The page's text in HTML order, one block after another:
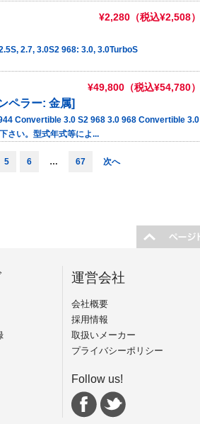
¥2,280（税込¥2,508）
2.7, 3.0S2 968: 3.0, 3.0TurboS
¥49,800（税込¥54,780）
ペラー: 金属]
Convertible 3.0 S2 968 3.0 968 Convertible 3.0
さい。型式年式等によ...
5 6 … 67 次へ
運営会社
会社概要
採用情報
取扱いメーカー
プライバシーポリシー
Follow us!